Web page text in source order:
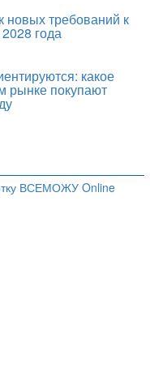
ВСЕМОЖУ Online